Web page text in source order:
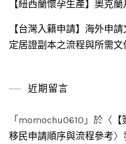
【紐西蘭懷孕生產】奧克
【台灣入籍申請】海外申
定居證副本之流程與所需文
近期留言
「 momochu0610 」於〈
移民申請順序與流程參考〉